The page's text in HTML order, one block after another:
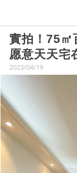
實拍！75㎡
愿意天天宅
2023/04/19